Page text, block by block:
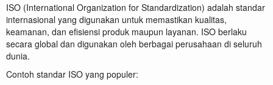
ISO (International Organization for Standardization) adalah standar
internasional yang digunakan untuk memastikan kualitas,
keamanan, dan efisiensi produk maupun layanan. ISO berlaku
secara global dan digunakan oleh berbagai perusahaan di seluruh
dunia.
Contoh standar ISO yang populer: